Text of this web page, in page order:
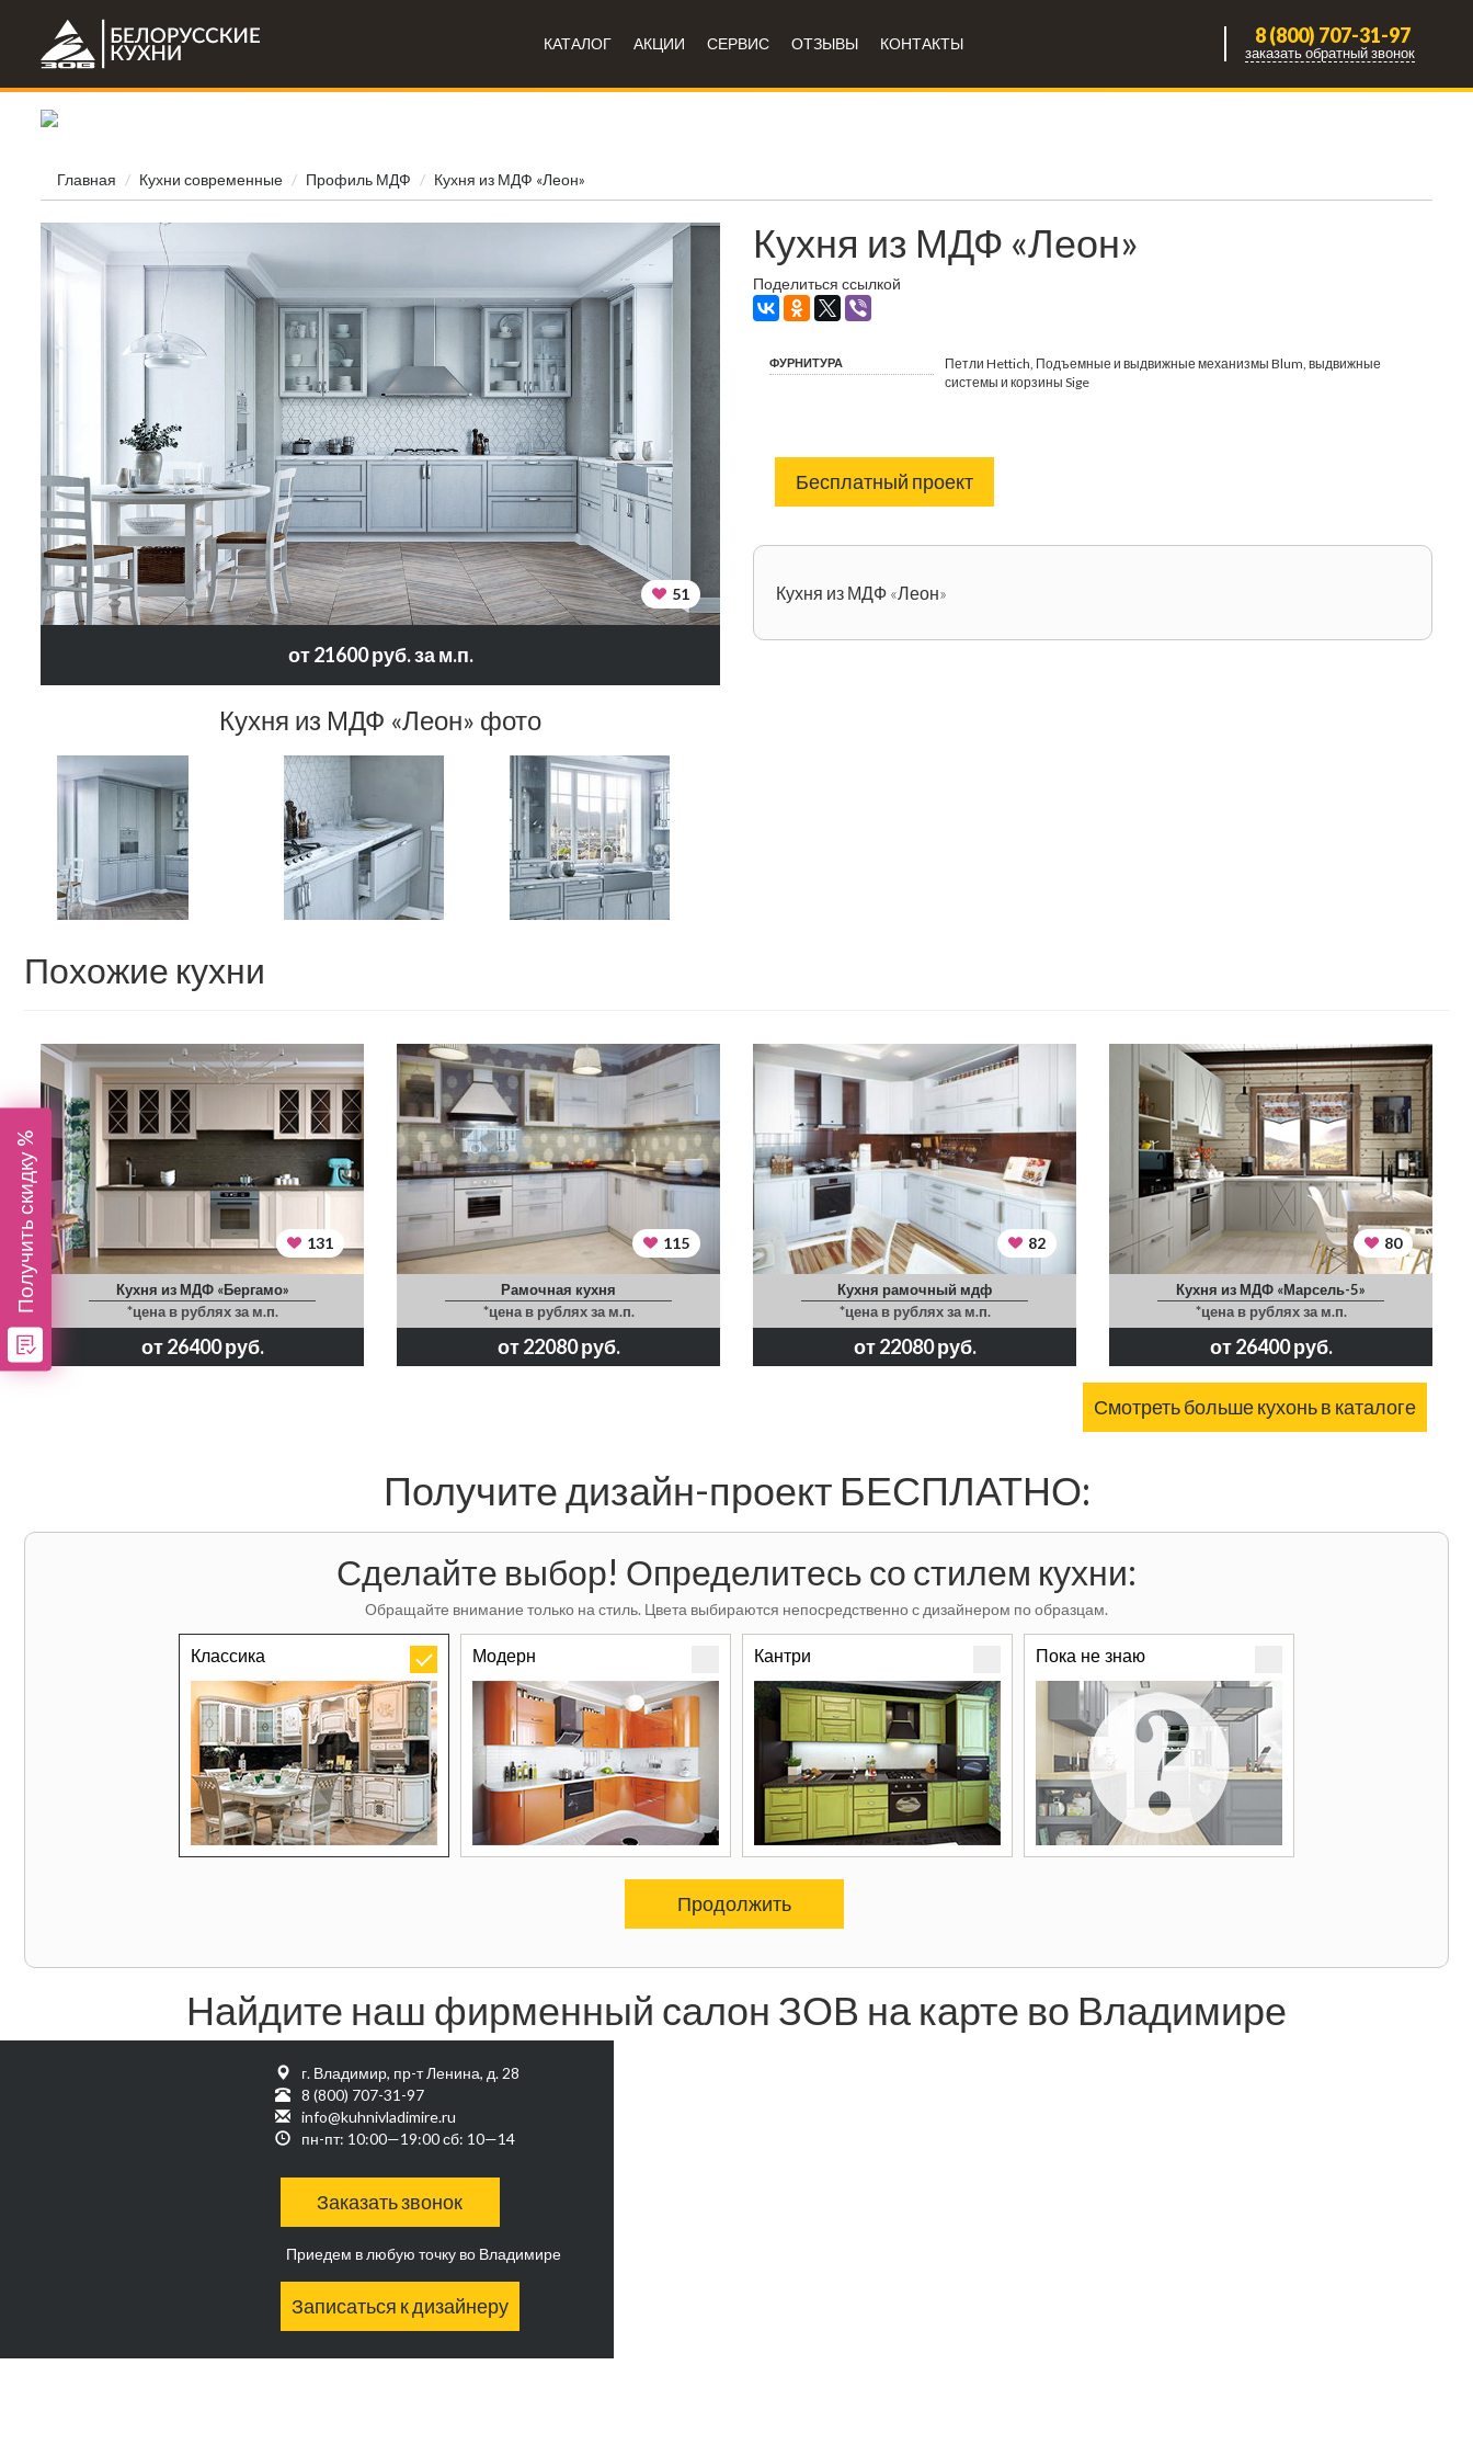
Получить скидку %
КАТАЛОГ АКЦИИ СЕРВИС ОТЗЫВЫ КОНТАКТЫ 8 (800) 707-31-97
заказать обратный звонок
Главная Кухни современные Профиль МДФ Кухня из МДФ «Леон»
51
от 21600 руб. за м.п.
Кухня из МДФ «Леон» фото
Кухня из МДФ «Леон»
Поделиться ссылкой
ФУРНИТУРА
Петли Hettich, Подъемные и выдвижные механизмы Blum, выдвижные
системы и корзины Sige
Бесплатный проект
Кухня из МДФ «Леон»
Похожие кухни
131
Кухня из МДФ «Бергамо»
*цена в рублях за м.п.
от 26400 руб.
115
Рамочная кухня
*цена в рублях за м.п.
от 22080 руб.
82
Кухня рамочный мдф
*цена в рублях за м.п.
от 22080 руб.
80
Кухня из МДФ «Марсель-5»
*цена в рублях за м.п.
от 26400 руб.
Смотреть больше кухонь в каталоге
Получите дизайн-проект БЕСПЛАТНО:
Сделайте выбор! Определитесь со стилем кухни:
Обращайте внимание только на стиль. Цвета выбираются непосредственно с дизайнером по образцам.
Классика Модерн Кантри Пока не знаю
Продолжить
Найдите наш фирменный салон ЗОВ на карте во Владимире
г. Владимир, пр-т Ленина, д. 28
8 (800) 707-31-97
info@kuhnivladimire.ru
пн-пт: 10:00—19:00 сб: 10—14
Заказать звонок
Приедем в любую точку во Владимире
Записаться к дизайнеру